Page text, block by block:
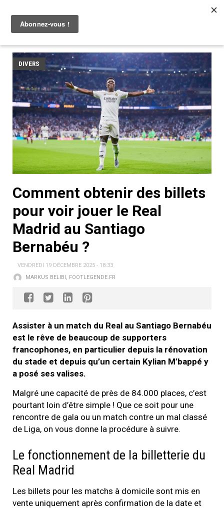
DIVERS
Comment obtenir des billets
pour voir jouer le Real
Madrid au Santiago
Bernabéu ?
VENDREDI 19 DÉCEMBRE 2025 - 18:33
MARKUS BELIBI, FOOTLEGENDE.FR
Assister à un match du Real au Santiago Bernabéu
est le rêve de beaucoup de supporters
francophones, en particulier depuis la rénovation
du stade et depuis qu’un certain Kylian M’bappé y
a posé ses valises.
Malgré une capacité de près de 84.000 places, c’est
pourtant loin d’être simple ! Que ce soit pour une
rencontre de gala ou un match contre un mal classé
de Liga, on vous donne la procédure à suivre.
Le fonctionnement de la billetterie du
Real Madrid
Les billets pour les matchs à domicile sont mis en
vente uniquement après confirmation de la date et